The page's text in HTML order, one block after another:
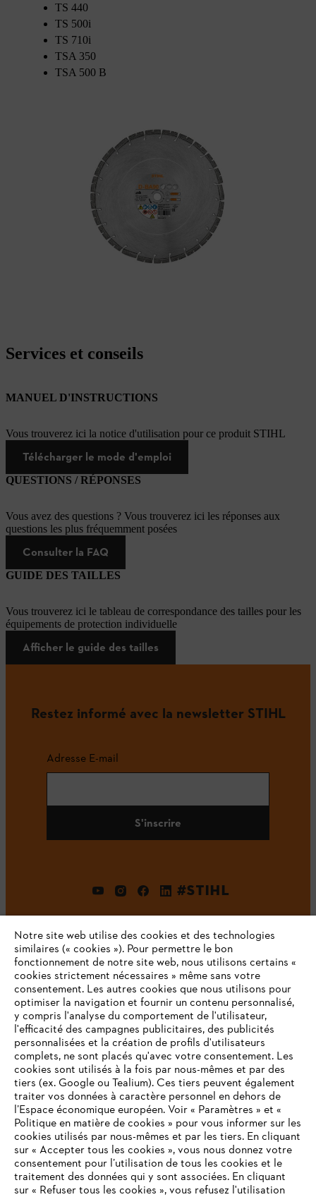
TS 440
TS 500i
TS 710i
TSA 350
TSA 500 B
Services et conseils
MANUEL D'INSTRUCTIONS
Vous trouverez ici la notice d'utilisation pour ce produit STIHL
Télécharger le mode d'emploi
QUESTIONS / RÉPONSES
Vous avez des questions ? Vous trouverez ici les réponses aux
questions les plus fréquemment posées
Consulter la FAQ
GUIDE DES TAILLES
Vous trouverez ici le tableau de correspondance des tailles pour les
équipements de protection individuelle
Afficher le guide des tailles
Restez informé avec la newsletter STIHL
Adresse E-mail
S'inscrire
#STIHL
L'Entreprise
STIHL FAQ
Contact
VOTRE NAVIGATEUR INTERNET
N'EST PLUS PRIS EN CHARGE
Notre site web utilise des cookies et des technologies
similaires (« cookies »). Pour permettre le bon
fonctionnement de notre site web, nous utilisons certains «
cookies strictement nécessaires » même sans votre
consentement. Les autres cookies que nous utilisons pour
optimiser la navigation et fournir un contenu personnalisé,
y compris l'analyse du comportement de l'utilisateur,
l'efficacité des campagnes publicitaires, des publicités
personnalisées et la création de profils d'utilisateurs
complets, ne sont placés qu'avec votre consentement. Les
cookies sont utilisés à la fois par nous-mêmes et par des
tiers (ex. Google ou Tealium). Ces tiers peuvent également
traiter vos données à caractère personnel en dehors de
l’Espace économique européen. Voir « Paramètres » et «
Politique en matière de cookies » pour vous informer sur les
cookies utilisés par nous-mêmes et par les tiers. En cliquant
sur « Accepter tous les cookies », vous nous donnez votre
consentement pour l’utilisation de tous les cookies et le
traitement des données qui y sont associées. En cliquant
sur « Refuser tous les cookies », vous refusez l'utilisation